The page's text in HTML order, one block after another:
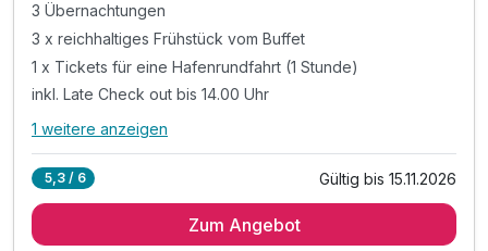
3 Übernachtungen
3 x reichhaltiges Frühstück vom Buffet
1 x Tickets für eine Hafenrundfahrt (1 Stunde)
inkl. Late Check out bis 14.00 Uhr
Alle Inklusivleistungen
3 x reichhaltiges Frühstück vom Buffet
1 weitere anzeigen
5,3 / 6 Gültig bis 15.11.2026
Zum Angebot